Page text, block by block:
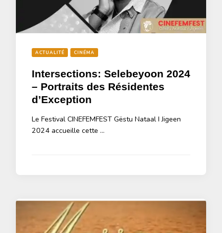
ACTUALITÉ CINÉMA
Intersections: Selebeyoon 2024
– Portraits des Résidentes
d’Exception
Le Festival CINEFEMFEST Gëstu Nataal I Jigeen
2024 accueille cette …